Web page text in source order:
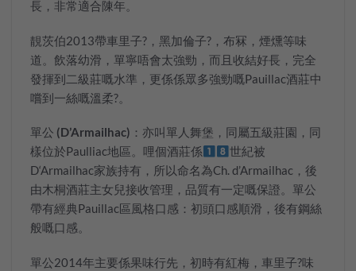
長，非常適合陳年。
靚茨伯2013帶車里子?，黑加倫子?，布冧，煙燻等味
道。飲落幼滑，單寧唔會太強勁，而且收結好長，完全
發揮到二級莊嘅水準，更係係眾多強勁嘅Pauillac酒莊中
嚐到一絲嘅溫柔?。
單公 (D’Armailhac) ：亦叫單人舞堡，同屬五級莊園，同
樣位於Paulliac地區。哩個酒莊係
世紀被
D‘Armailhac家族持有，所以命名為Ch. d’Armailhac，後
由木桐酒莊主女兒接收管理，品質有一定嘅保證。單公
帶有經典Pauillac區風格口感：初頭口感順滑，後有鋼絲
般嘅口感。
單公2014年主要係果味行先，初時有紅梅，車里子?味